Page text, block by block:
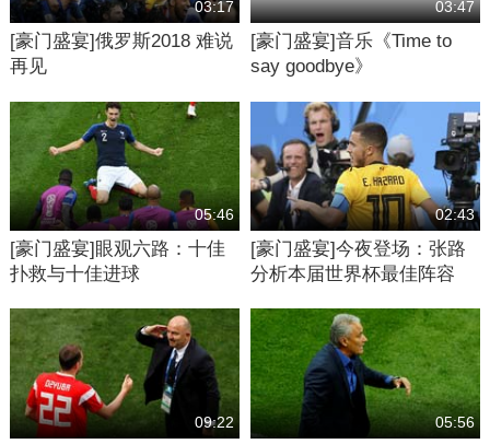
03:17
[豪门盛宴]俄罗斯2018 难说
再见
03:47
[豪门盛宴]音乐《Time to
say goodbye》
05:46
[豪门盛宴]眼观六路：十佳
扑救与十佳进球
02:43
[豪门盛宴]今夜登场：张路
分析本届世界杯最佳阵容
09:22 05:56